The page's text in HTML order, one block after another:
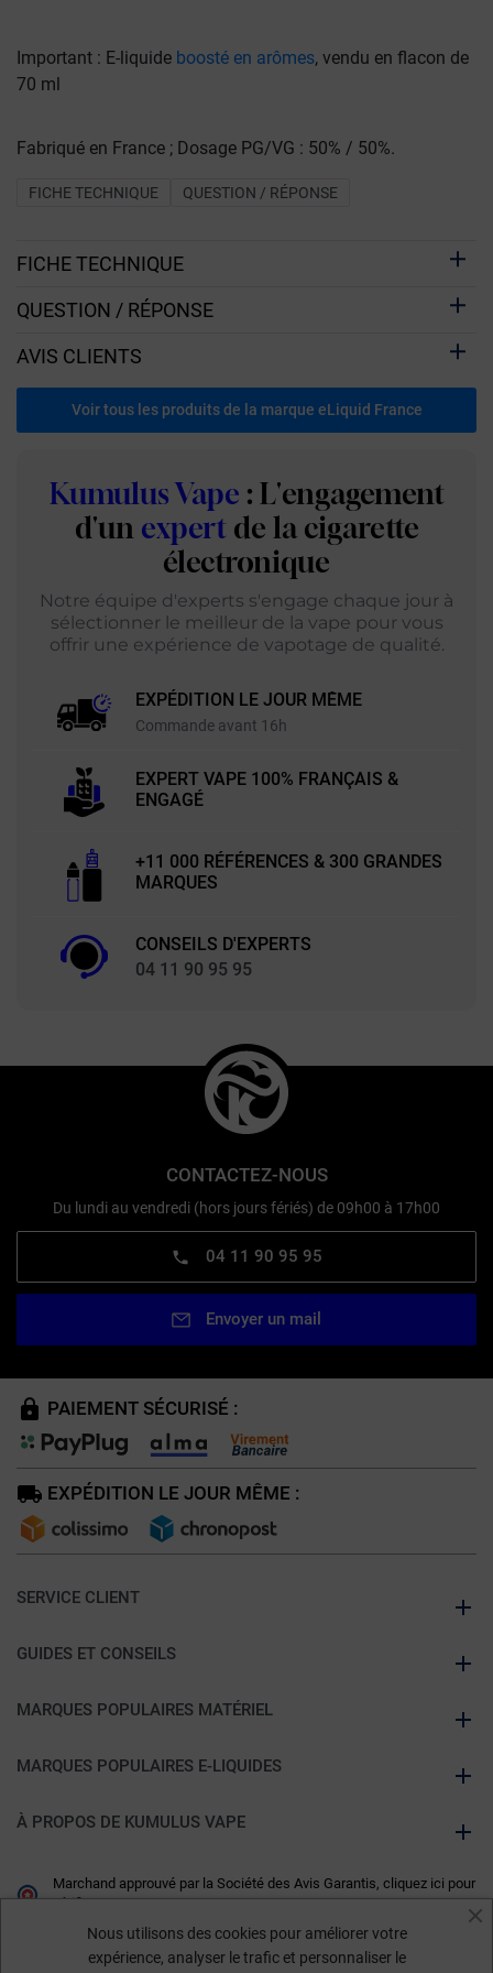
Important : E-liquide boosté en arômes, vendu en flacon de
70 ml
Fabriqué en France ; Dosage PG/VG : 50% / 50%.
FICHE TECHNIQUE QUESTION / RÉPONSE
FICHE TECHNIQUE
QUESTION / RÉPONSE
AVIS CLIENTS
Voir tous les produits de la marque eLiquid France
Kumulus Vape : L'engagement
d'un expert de la cigarette
électronique
Notre équipe d'experts s'engage chaque jour à
sélectionner le meilleur de la vape pour vous
offrir une expérience de vapotage de qualité.
EXPÉDITION LE JOUR MÊME
Commande avant 16h
EXPERT VAPE 100% FRANÇAIS &
ENGAGÉ
+11 000 RÉFÉRENCES & 300 GRANDES
MARQUES
CONSEILS D'EXPERTS
04 11 90 95 95
CONTACTEZ-NOUS
Du lundi au vendredi (hors jours fériés) de 09h00 à 17h00
04 11 90 95 95
Envoyer un mail
PAIEMENT SÉCURISÉ :
EXPÉDITION LE JOUR MÊME :
SERVICE CLIENT
GUIDES ET CONSEILS
MARQUES POPULAIRES MATÉRIEL
MARQUES POPULAIRES E-LIQUIDES
À PROPOS DE KUMULUS VAPE
Marchand approuvé par la Société des Avis Garantis, cliquez ici pour
vérifier.
Nous utilisons des cookies pour améliorer votre
expérience, analyser le trafic et personnaliser le